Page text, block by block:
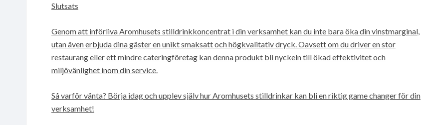
Slutsats
Genom att införliva Aromhusets stilldrinkkoncentrat i din verksamhet kan du inte bara öka din vinstmarginal,
utan även erbjuda dina gäster en unikt smaksatt och högkvalitativ dryck. Oavsett om du driver en stor
restaurang eller ett mindre cateringföretag kan denna produkt bli nyckeln till ökad effektivitet och
miljövänlighet inom din service.
Så varför vänta? Börja idag och upplev själv hur Aromhusets stilldrinkar kan bli en riktig game changer för din
verksamhet!